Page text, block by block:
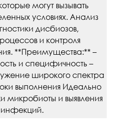
могут вызывать
условиях. Анализ
дисбиозов,
и контроля
**Преимущества:** –
и специфичность –
широкого спектра
выполнения Идеально
микробиоты и выявления
инфекций.